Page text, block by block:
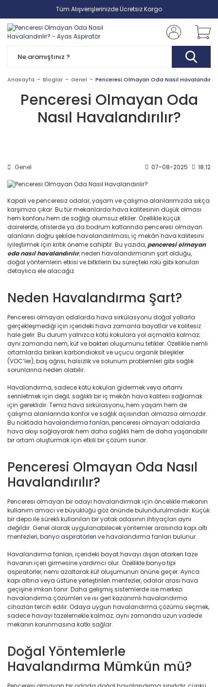
Tüm Alışverişlerinizde Ücretsiz Kargo
Anasayfa Bloglar Genel Penceresi Olmayan Oda Nasıl
Penceresi Olmayan Oda
Nasıl Havalandırılır?
Genel 07-08-2025 18:12
Kapalı ve penceresiz odalar, yaşam ve çalışma alanlarımızda sıkça
karşımıza çıkar. Bu tür mekanlarda hava kalitesinin düşük olması
hem konforu hem de sağlığı olumsuz etkiler. Özellikle küçük
dairelerde, ofislerde ya da bodrum katlarında penceresi olmayan
alanların doğru şekilde havalandırılması, iç mekân hava kalitesini
iyileştirmek için kritik öneme sahiptir. Bu yazıda,penceresi olmayan
oda nasıl havalandırılır, neden havalandırmanın şart olduğu,
doğal yöntemlerin etkisi ve bitkilerin bu süreçteki rolü gibi konuları
detaylıca ele alacağız.
Neden Havalandırma Şart?
Penceresi olmayan odalarda hava sirkülasyonu doğal yollarla
gerçekleşmediği için içerideki hava zamanla bayatlar ve kalitesiz
hale gelir. Bu durum yalnızca kötü kokulara yol açmakla kalmaz;
aynı zamanda nem, küf ve bakteri oluşumunu tetikler. Özellikle nemli
ortamlarda biriken karbondioksit ve uçucu organik bileşikler
(VOC’ler), baş ağrısı, halsizlik ve solunum problemleri gibi sağlık
sorunlarına neden olabilir.
Havalandırma, sadece kötü kokuları gidermek veya ortamı
serinletmek için değil; sağlıklı bir iç mekân hava kalitesi sağlamak
için gereklidir. Temiz hava sirkülasyonu, hem yaşam hem de
çalışma alanlarında konfor ve sağlık açısından olmazsa olmazdır.
Bu noktada havalandırma fanları, penceresi olmayan odalarda
hava akışı sağlayarak hem daha sağlıklı hem de daha yaşanabilir
bir ortam oluşturmak için etkili bir çözüm sunar.
Penceresi Olmayan Oda Nasıl
Havalandırılır?
Penceresi olmayan bir odayı havalandırmak için öncelikle mekanın
kullanım amacı ve büyüklüğü göz önünde bulundurulmalıdır. Küçük
bir depo ile sürekli kullanılan bir yatak odasının ihtiyaçları aynı
değildir. Genel olarak uygulanabilecek yöntemler arasında kapı altı
menfezleri,banyo aspiratörleri ve havalandırma fanları bulunur.
Havalandırma fanları, içerideki bayat havayı dışarı atarken taze
havanın içeri girmesine yardımcı olur. Özellikle banyo tipi
aspiratörler, nemi azaltarak küf oluşumunun önüne geçer. Ayrıca
kapı altına veya üstüne yerleştirilen menfezler, odalar arası hava
geçişine imkan tanır. Daha gelişmiş sistemlerde ise merkezi
havalandırma çözümleri ve ısı geri kazanımlı havalandırma
cihazları tercih edilir. Odaya uygun havalandırma çözümü seçmek,
sadece havayı tazelemekle kalmaz; aynı zamanda uzun vadede
mekanın korunmasına katkı sağlar.
Doğal Yöntemlerle
Havalandırma Mümkün mü?